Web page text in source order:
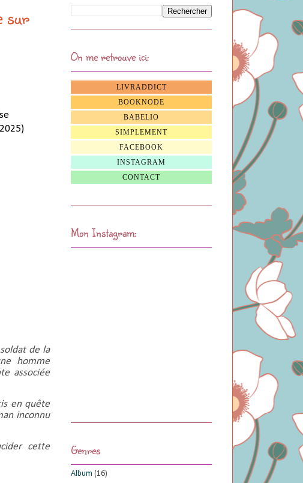
sur
de la
homme
associée
en quête
inconnu
cette
On me retrouve ici:
LIVRADDICT
BOOKNODE
BABELIO
SIMPLEMENT
FACEBOOK
INSTAGRAM
CONTACT
Mon Instagram:
Genres
Album (16)